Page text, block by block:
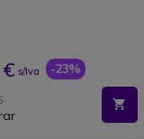
en Color Blanco
s/Iva -23%